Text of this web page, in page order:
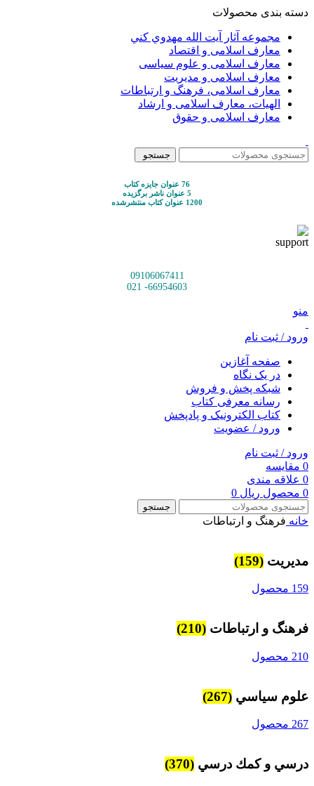
دسته بندی محصولات
مجموعه آثار آيت الله مهدوي كني
معارف اسلامی و اقتصاد
معارف اسلامی و علوم سیاسی
معارف اسلامی و مدیریت
معارف اسلامی، فرهنگ و ارتباطات
الهیات، معارف اسلامی و ارشاد
معارف اسلامی و حقوق
جستجو
76 عنوان جایزه کتاب
5 عنوان ناشر برگزیده
1200 عنوان کتاب منتشرشده
09106067411
66954603- 021
منو
ورود / ثبت نام
صفحه آغازین
در یک نگاه
شبکه پخش و فروش
رسانه معرفی کتاب
کتاب الکترونیک و پادپخش
ورود / عضویت
ورود / ثبت نام
0 مقایسه
0 علاقه مندی
0 محصول ریال
جستجو
خانه فرهنگ و ارتباطات
مديريت (159)
159 محصول
فرهنگ و ارتباطات (210)
210 محصول
علوم سياسي (267)
267 محصول
درسي و كمك درسي (370)